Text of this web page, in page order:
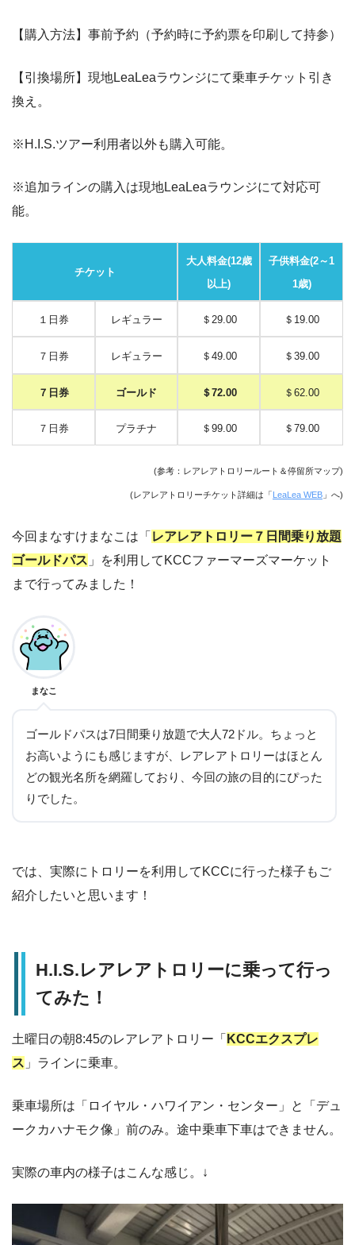
【購入方法】事前予約（予約時に予約票を印刷して持参）
【引換場所】現地LeaLeaラウンジにて乗車チケット引き
換え。
※H.I.S.ツアー利用者以外も購入可能。
※追加ラインの購入は現地LeaLeaラウンジにて対応可
能。
チケット
大人料金(12歳
以上)
子供料金(2～1
1歳)
１日券 レギュラー ＄29.00 ＄19.00
７日券 レギュラー ＄49.00 ＄39.00
７日券 ゴールド ＄72.00 ＄62.00
７日券 プラチナ ＄99.00 ＄79.00
(参考：レアレアトロリールート＆停留所マップ)
(レアレアトロリーチケット詳細は「 LeaLea WEB 」へ)
今回まなすけまなこは「 レアレアトロリー７日間乗り放題
ゴールドパス 」を利用してKCCファーマーズマーケット
まで行ってみました！
まなこ
ゴールドパスは7日間乗り放題で大人72ドル。ちょっと
お高いようにも感じますが、レアレアトロリーはほとん
どの観光名所を網羅しており、今回の旅の目的にぴった
りでした。
では、実際にトロリーを利用してKCCに行った様子もご
紹介したいと思います！
H.I.S.レアレアトロリーに乗って行っ
てみた！
土曜日の朝8:45のレアレアトロリー「 KCCエクスプレ
ス 」ラインに乗車。
乗車場所は「ロイヤル・ハワイアン・センター」と「デュ
ークカハナモク像」前のみ。途中乗車下車はできません。
実際の車内の様子はこんな感じ。↓